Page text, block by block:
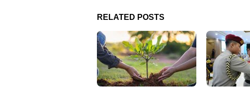
RELATED POSTS